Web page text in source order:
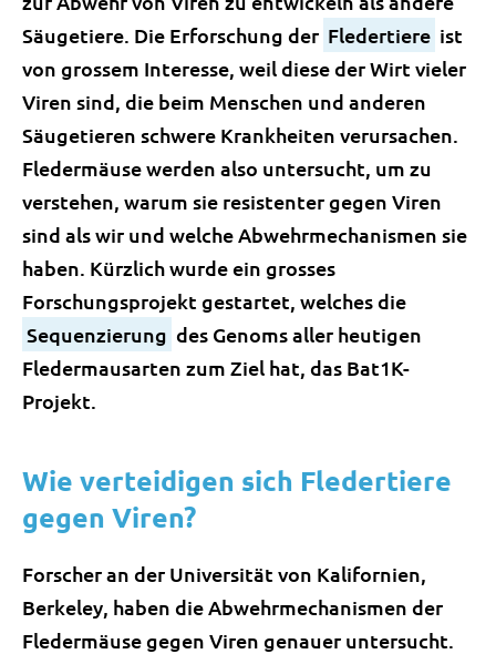
Säugetiere. Die Erforschung der Fledertiere ist
von grossem Interesse, weil diese der Wirt vieler
Viren sind, die beim Menschen und anderen
Säugetieren schwere Krankheiten verursachen.
Fledermäuse werden also untersucht, um zu
verstehen, warum sie resistenter gegen Viren
sind als wir und welche Abwehrmechanismen sie
haben. Kürzlich wurde ein grosses
Forschungsprojekt gestartet, welches die
Sequenzierung des Genoms aller heutigen
Fledermausarten zum Ziel hat, das Bat1K-
Projekt.
Wie verteidigen sich Fledertiere
gegen Viren?
Forscher an der Universität von Kalifornien,
Berkeley, haben die Abwehrmechanismen der
Fledermäuse gegen Viren genauer untersucht.